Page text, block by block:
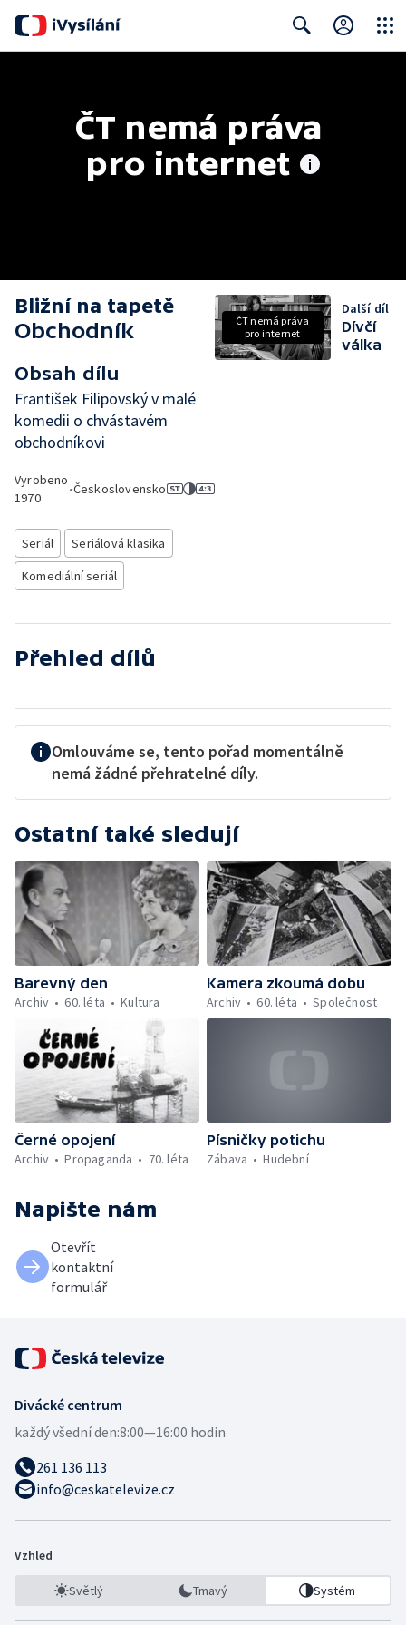
ČT nemá práva
pro internet
Bližní na tapetě
Obchodník
Obsah dílu
František Filipovský v malé
komedii o chvástavém
obchodníkovi
Vyrobeno
1970
•Československo
Seriál
Seriálová klasika
Komediální seriál
ČT nemá práva
pro internet
Další díl
Dívčí
válka
Přehled dílů
Omlouváme se, tento pořad momentálně
nemá žádné přehratelné díly.
Ostatní také sledují
Barevný den
Archiv
60. léta Kultura
Kamera zkoumá dobu
Archiv
60. léta Společnost
Černé opojení
Archiv
Propaganda 70. léta
Písničky potichu
Zábava
Hudební
Napište nám
Otevřít
kontaktní
formulář
Divácké centrum
každý všední den:8:00—16:00 hodin
261 136 113
info@ceskatelevize.cz
Vzhled
Světlý Tmavý Systém